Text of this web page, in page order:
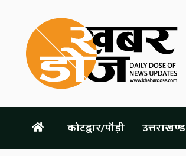
content
कोटद्वार/पौड़ी उत्तराखण्ड